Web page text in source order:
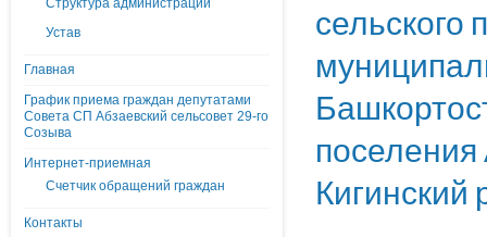
Структура администрации
Устав
Главная
График приема граждан депутатами
Совета СП Абзаевский сельсовет 29-го
Созыва
Интернет-приемная
Счетчик обращений граждан
Контакты
сельского
Кигинский